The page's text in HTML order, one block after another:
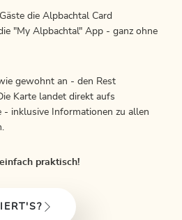
die Alpbachtal Card
"My Alpbachtal" App - ganz ohne
gewohnt an - den Rest
Karte landet direkt aufs
- inklusive Informationen zu allen
praktisch!